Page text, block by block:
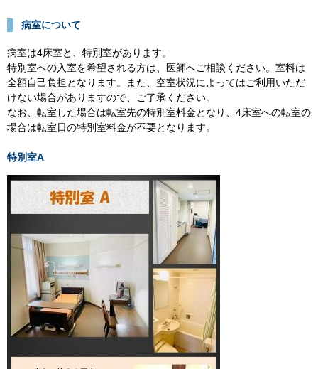
病室について
病室は4床室と、特別室があります。
特別室への入室を希望される方は、医師へご相談ください。室料は
全額自己負担となります。また、空室状況によってはご利用いただ
けない場合がありますので、ご了承ください。
なお、転室した場合は転室先の特別室料金となり、4床室への転室の
場合は転室日の特別室料金が不要となります。
特別室A